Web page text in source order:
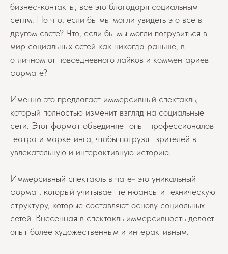
бизнес-контакты, все это благодаря социальным
сетям. Но что, если бы мы могли увидеть это все в
другом свете? Что, если бы мы могли погрузиться в
мир социальных сетей как никогда раньше, в
отличном от повседневного лайков и комментариев
формате?
Именно это предлагает иммерсивный спектакль,
который полностью изменит взгляд на социальные
сети. Этот формат объединяет опыт профессионалов
театра и маркетинга, чтобы погрузят зрителей в
увлекательную и интерактивную историю.
Иммерсивный спeктaкль в чате- это уникальный
формат, который учитывает те нюансы и техническую
структуру, которые составляют основу социальных
сетей. Внесенная в спектакль иммерсивность делает
опыт более художественным и интерактивным.